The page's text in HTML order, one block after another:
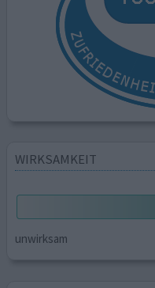
WIRKSAMKEIT
unwirksam